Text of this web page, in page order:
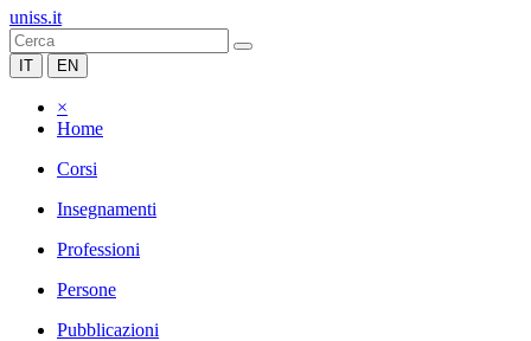
uniss.it
IT EN
×
Home
Corsi
Insegnamenti
Professioni
Persone
Pubblicazioni